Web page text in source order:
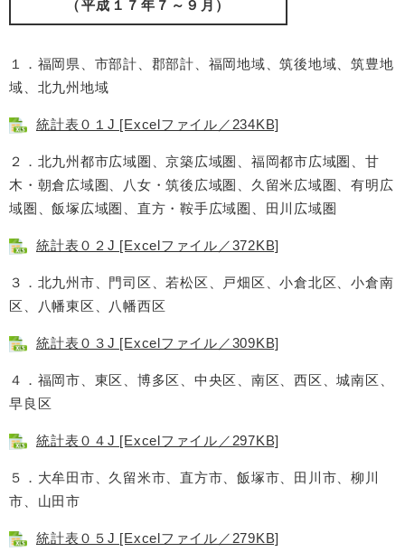
（平成１７年７～９月）
１．福岡県、市部計、郡部計、福岡地域、筑後地域、筑豊地
域、北九州地域
統計表０１J [Excelファイル／234KB]
２．北九州都市広域圏、京築広域圏、福岡都市広域圏、甘
木・朝倉広域圏、八女・筑後広域圏、久留米広域圏、有明広
域圏、飯塚広域圏、直方・鞍手広域圏、田川広域圏
統計表０２J [Excelファイル／372KB]
３．北九州市、門司区、若松区、戸畑区、小倉北区、小倉南
区、八幡東区、八幡西区
統計表０３J [Excelファイル／309KB]
４．福岡市、東区、博多区、中央区、南区、西区、城南区、
早良区
統計表０４J [Excelファイル／297KB]
５．大牟田市、久留米市、直方市、飯塚市、田川市、柳川
市、山田市
統計表０５J [Excelファイル／279KB]